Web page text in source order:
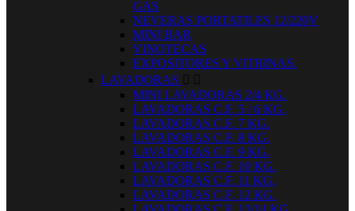
GAS
NEVERAS PORTATILES 12/220V
MINI BAR
VINOTECAS
EXPOSITORES Y VITRINAS.
LAVADORAS  
MINI LAVADORAS 2/4 KG.
LAVADORAS C.F. 5 / 6 KG.
LAVADORAS C.F. 7 KG.
LAVADORAS C.F. 8 KG.
LAVADORAS C.F. 9 KG.
LAVADORAS C.F. 10 KG.
LAVADORAS C.F. 11 KG.
LAVADORAS C.F. 12 KG.